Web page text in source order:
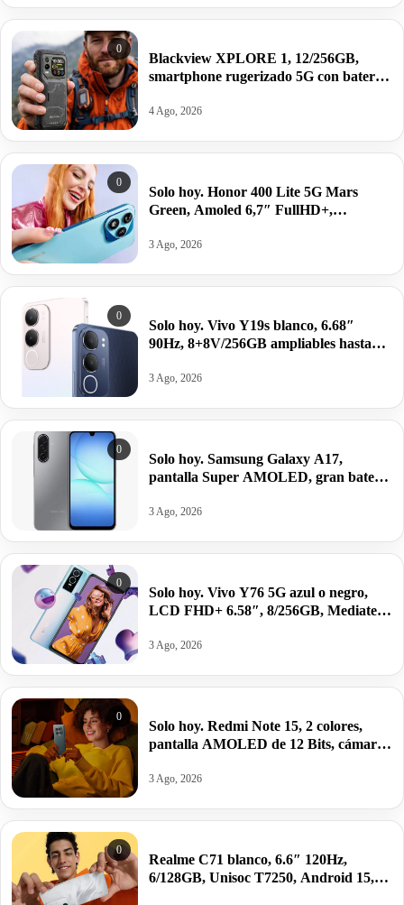
0
Blackview XPLORE 1, 12/256GB,
smartphone rugerizado 5G con batería
216,95€.
4 Ago, 2026
0
Solo hoy. Honor 400 Lite 5G Mars
Green, Amoled 6,7″ FullHD+,
por 168,20€.
3 Ago, 2026
0
Solo hoy. Vivo Y19s blanco, 6.68″
90Hz, 8+8V/256GB ampliables hasta
5150mAh/44W por 84,91€.
3 Ago, 2026
0
Solo hoy. Samsung Galaxy A17,
pantalla Super AMOLED, gran batería
antes 199,99€.
3 Ago, 2026
0
Solo hoy. Vivo Y76 5G azul o negro,
LCD FHD+ 6.58″, 8/256GB, Mediatek
92,90€.
3 Ago, 2026
0
Solo hoy. Redmi Note 15, 2 colores,
pantalla AMOLED de 12 Bits, cámara
6000mAh por 140,97€.
3 Ago, 2026
0
Realme C71 blanco, 6.6″ 120Hz,
6/128GB, Unisoc T7250, Android 15,